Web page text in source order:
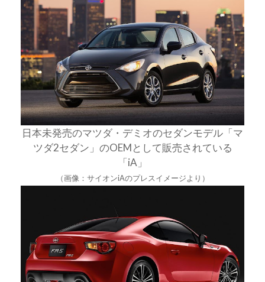
日本未発売のマツダ・デミオのセダンモデル「マ
ツダ2セダン」のOEMとして販売されている
「iA」
（画像：サイオンiAのプレスイメージより）